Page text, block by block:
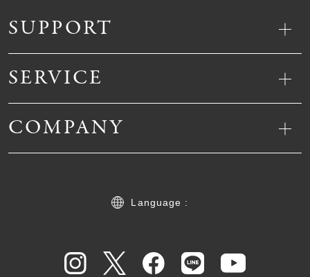
SUPPORT
SERVICE
COMPANY
Language :